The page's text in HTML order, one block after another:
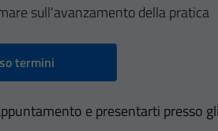
sull'avanzamento della pratica
termini
e presentarti presso